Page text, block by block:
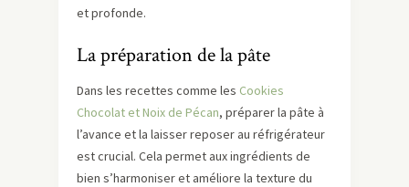
et profonde.
La préparation de la pâte
Dans les recettes comme les Cookies
Chocolat et Noix de Pécan, préparer la pâte à
l’avance et la laisser reposer au réfrigérateur
est crucial. Cela permet aux ingrédients de
bien s’harmoniser et améliore la texture du